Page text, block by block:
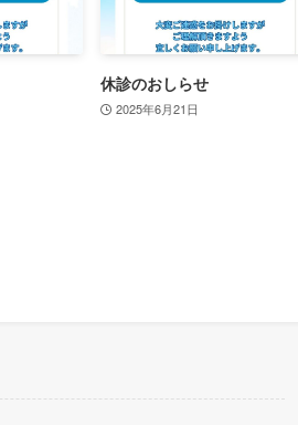
休診のおしらせ
2025年6月21日